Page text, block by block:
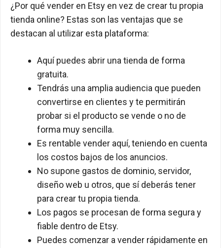
¿Por qué vender en Etsy en vez de crear tu propia
tienda online? Estas son las ventajas que se
destacan al utilizar esta plataforma:
Aquí puedes abrir una tienda de forma
gratuita.
Tendrás una amplia audiencia que pueden
convertirse en clientes y te permitirán
probar si el producto se vende o no de
forma muy sencilla.
Es rentable vender aquí, teniendo en cuenta
los costos bajos de los anuncios.
No supone gastos de dominio, servidor,
diseño web u otros, que sí deberás tener
para crear tu propia tienda.
Los pagos se procesan de forma segura y
fiable dentro de Etsy.
Puedes comenzar a vender rápidamente en